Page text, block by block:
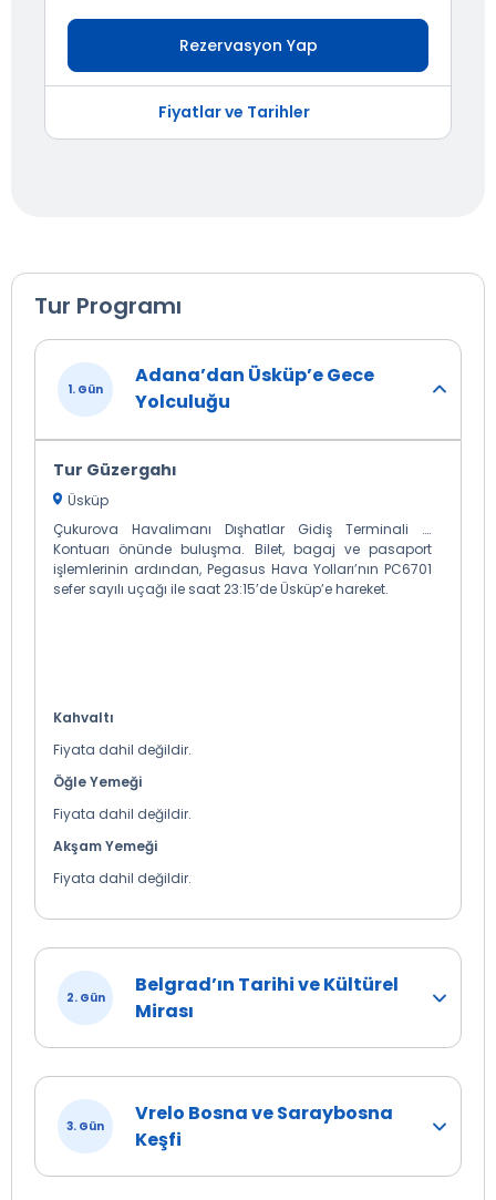
Rezervasyon Yap
Fiyatlar ve Tarihler
Tur Programı
1. Gün
Adana’dan Üsküp’e Gece
Yolculuğu
Tur Güzergahı
Üsküp
Çukurova Havalimanı Dışhatlar Gidiş Terminali ….
Kontuarı önünde buluşma. Bilet, bagaj ve pasaport
işlemlerinin ardından, Pegasus Hava Yolları’nın PC6701
sefer sayılı uçağı ile saat 23:15’de Üsküp’e hareket.
Kahvaltı
Fiyata dahil değildir.
Öğle Yemeği
Fiyata dahil değildir.
Akşam Yemeği
Fiyata dahil değildir.
2. Gün
Belgrad’ın Tarihi ve Kültürel
Mirası
3. Gün
Vrelo Bosna ve Saraybosna
Keşfi